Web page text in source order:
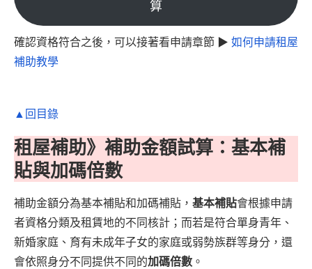
算
確認資格符合之後，可以接著看申請章節 ▶ 如何申請租屋
補助教學
▲回目錄
租屋補助》補助金額試算：基本補
貼與加碼倍數
補助金額分為基本補貼和加碼補貼， 基本補貼會根據申請
者資格分類及租賃地的不同核計；而若是符合單身青年、
新婚家庭、育有未成年子女的家庭或弱勢族群等身分，還
會依照身分不同提供不同的加碼倍數 。